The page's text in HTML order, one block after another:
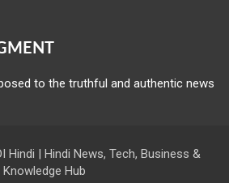
to the truthful and authentic news
Hindi | Hindi News, Tech, Business &
Knowledge Hub